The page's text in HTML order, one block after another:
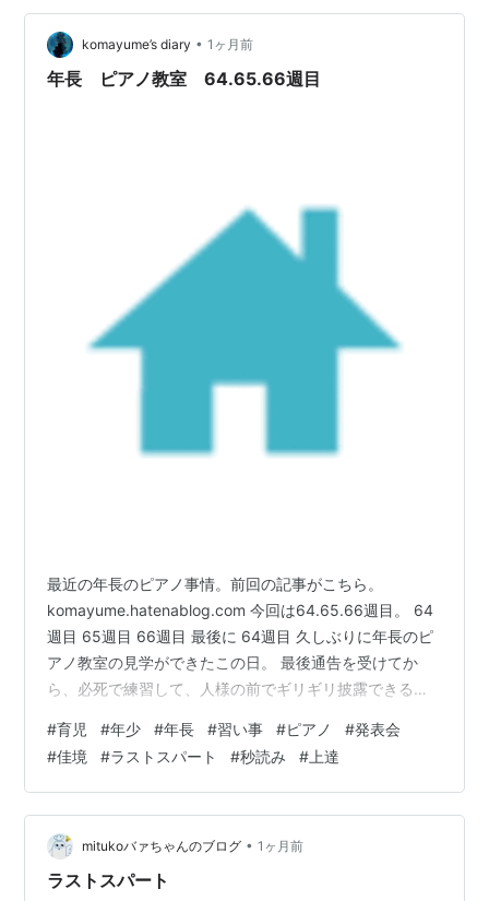
支える細い腕からは血が滲んでいる。 後方にいるじっぱ
ー、ないと、るり、りょっふぃーの四人もま…
komayume’s diary • 1ヶ月前
年長 ピアノ教室 64.65.66週目
最近の年長のピアノ事情。前回の記事がこちら。
komayume.hatenablog.com 今回は64.65.66週目。 64
週目 65週目 66週目 最後に 64週目 久しぶりに年長のピ
アノ教室の見学ができたこの日。 最後通告を受けてか
ら、必死で練習して、人様の前でギリギリ披露できる
てきて、スランプに陥り、、、というのが現状。発表会
前にこのスランプ期がくるはずだから、ちょっと早めに
完成させておきたかったそうな。思惑通り、発表会前に
ちゃんとスランプはやってきました。 でもまぁ、今まで
とやることは一緒。よりよくなるために少しづつ改善を
加えながら…
#育児 #年少 #年長 #習い事 #ピアノ #発表会
#佳境 #ラストスパート #秒読み # 上達
mitukoバァちゃんのブログ • 1ヶ月前
ラストスパート